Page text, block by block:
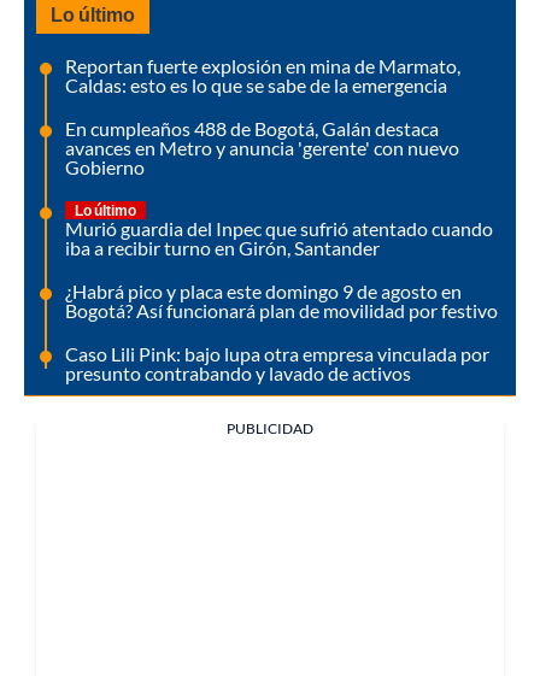
Lo último
Reportan fuerte explosión en mina de Marmato,
Caldas: esto es lo que se sabe de la emergencia
En cumpleaños 488 de Bogotá, Galán destaca
avances en Metro y anuncia 'gerente' con nuevo
Gobierno
Lo último
Murió guardia del Inpec que sufrió atentado cuando
iba a recibir turno en Girón, Santander
¿Habrá pico y placa este domingo 9 de agosto en
Bogotá? Así funcionará plan de movilidad por festivo
Caso Lili Pink: bajo lupa otra empresa vinculada por
presunto contrabando y lavado de activos
PUBLICIDAD